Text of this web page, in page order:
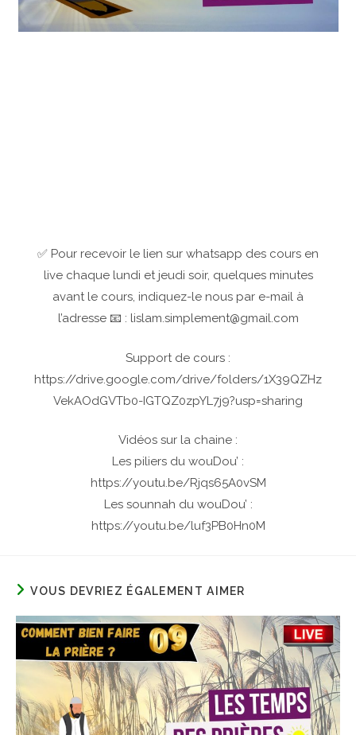
✅ Pour recevoir le lien sur whatsapp des cours en
live chaque lundi et jeudi soir, quelques minutes
avant le cours, indiquez-le nous par e-mail à
l’adresse 📧 : lislam.simplement@gmail.com
Support de cours :
https://drive.google.com/drive/folders/1X39QZHz
VekAOdGVTb0-IGTQZ0zpYL7j9?usp=sharing
Vidéos sur la chaine :
Les piliers du wouDou’ :
https://youtu.be/Rjqs65A0vSM
Les sounnah du wouDou’ :
https://youtu.be/luf3PB0Hn0M
VOUS DEVRIEZ ÉGALEMENT AIMER